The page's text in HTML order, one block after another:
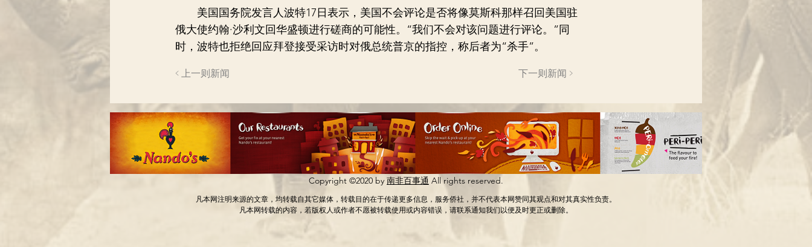
美国国务院发言人波特17日表示，美国不会评论是否将像莫斯科那样召回美国驻
俄大使约翰·沙利文回华盛顿进行磋商的可能性。“我们不会对该问题进行评论。”同
时，波特也拒绝回应拜登接受采访时对俄总统普京的指控，称后者为“杀手”。
< 上一则新闻 下一则新闻 >
凡本网注明来源的文章，均转载自其它媒体，转载目的在于传递更多信息，服务侨社，并不代表本网赞同其观点和对其真实性负责。
凡本网转载的内容，若版权人或作者不愿被转载使用或内容错误，请联系通知我们以便及时更正或删除。
Copyright ©2020 by 南非百事通 All rights reserved.